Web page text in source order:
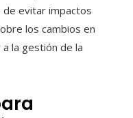
de evitar impactos
los cambios en
la gestión de la